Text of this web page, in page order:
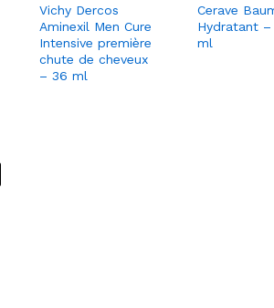
Vichy Dercos
Aminexil Men Cure
Intensive première
chute de cheveux
– 36 ml
Cerave
Hydratant –
ml